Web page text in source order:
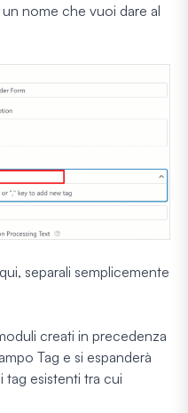
nome che vuoi dare al
separali semplicemente
creati in precedenza
Tag e si espanderà
esistenti tra cui